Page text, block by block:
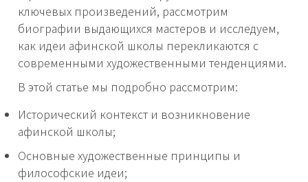
ключевых произведений, рассмотрим
биографии выдающихся мастеров и исследуем,
как идеи афинской школы перекликаются с
современными художественными тенденциями.
В этой статье мы подробно рассмотрим:
Исторический контекст и возникновение
афинской школы;
Основные художественные принципы и
философские идеи;